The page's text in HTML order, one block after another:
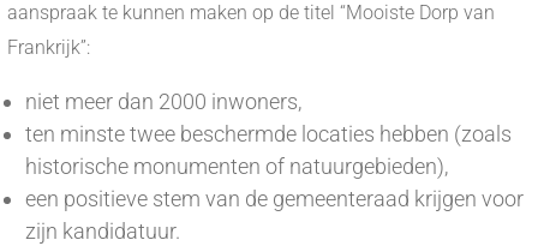
aanspraak te kunnen maken op de titel “Mooiste Dorp van
Frankrijk”:
niet meer dan 2000 inwoners,
ten minste twee beschermde locaties hebben (zoals
historische monumenten of natuurgebieden),
een positieve stem van de gemeenteraad krijgen voor
zijn kandidatuur.